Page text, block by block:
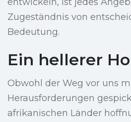
Zugeständnis von
Bedeutung.
Ein hellerer
Obwohl der Weg vor uns
Herausforderungen
afrikanischen Länder